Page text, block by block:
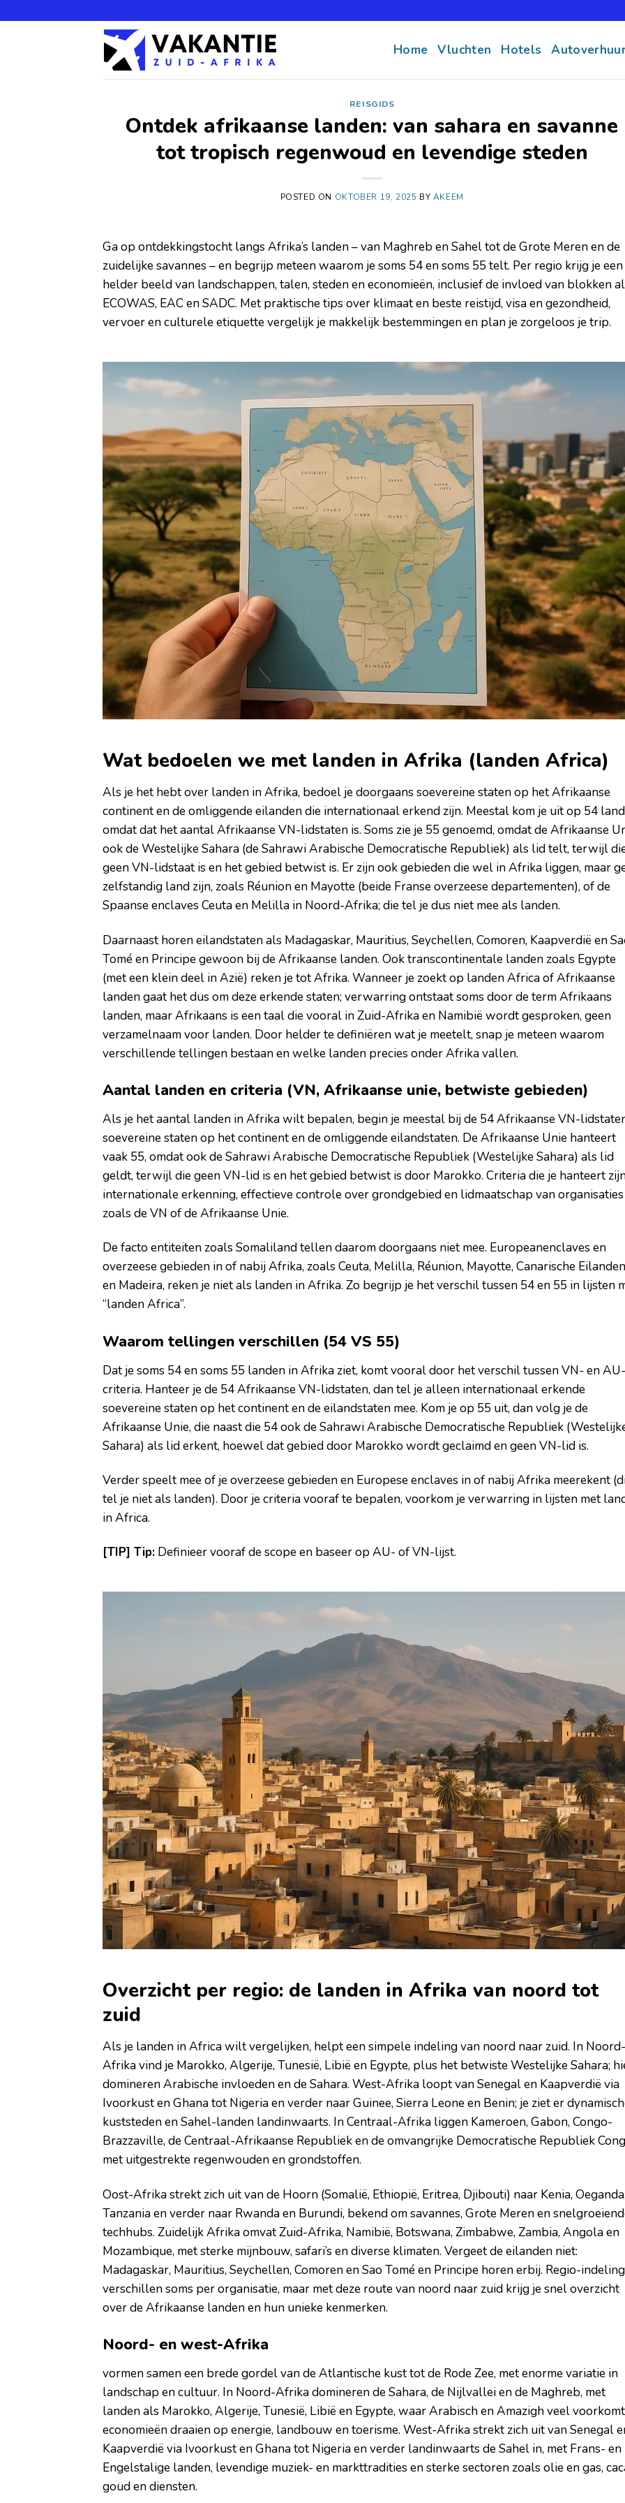
Home Vluchten Hotels
REISGIDS
Ontdek afrikaanse landen: van sahara en savanne
tot tropisch regenwoud en levendige steden
POSTED ON OKTOBER 19, 2025 BY AKEEM
Ga op ontdekkingstocht langs Afrika’s landen – van Maghreb en Sahel tot de Grote Meren en de
zuidelijke savannes – en begrijp meteen waarom je soms 54 en soms 55 telt. Per regio krijg je een
helder beeld van landschappen, talen, steden en economieën, inclusief de invloed van blokken
ECOWAS, EAC en SADC. Met praktische tips over klimaat en beste reistijd, visa en gezondheid,
vervoer en culturele etiquette vergelijk je makkelijk bestemmingen en plan je zorgeloos je trip.
Wat bedoelen we met landen in Afrika (landen Africa)
Als je het hebt over landen in Afrika, bedoel je doorgaans soevereine staten op het Afrikaanse
continent en de omliggende eilanden die internationaal erkend zijn. Meestal kom je uit op 54
omdat dat het aantal Afrikaanse VN-lidstaten is. Soms zie je 55 genoemd, omdat de Afrikaanse
ook de Westelijke Sahara (de Sahrawi Arabische Democratische Republiek) als lid telt, terwijl
geen VN-lidstaat is en het gebied betwist is. Er zijn ook gebieden die wel in Afrika liggen, maar
zelfstandig land zijn, zoals Réunion en Mayotte (beide Franse overzeese departementen), of de
Spaanse enclaves Ceuta en Melilla in Noord-Afrika; die tel je dus niet mee als landen.
Daarnaast horen eilandstaten als Madagaskar, Mauritius, Seychellen, Comoren, Kaapverdië en
Tomé en Principe gewoon bij de Afrikaanse landen. Ook transcontinentale landen zoals Egypte
(met een klein deel in Azië) reken je tot Afrika. Wanneer je zoekt op landen Africa of Afrikaanse
landen gaat het dus om deze erkende staten; verwarring ontstaat soms door de term Afrikaans
landen, maar Afrikaans is een taal die vooral in Zuid-Afrika en Namibië wordt gesproken, geen
verzamelnaam voor landen. Door helder te definiëren wat je meetelt, snap je meteen waarom
verschillende tellingen bestaan en welke landen precies onder Afrika vallen.
Aantal landen en criteria (VN, Afrikaanse unie, betwiste gebieden)
Als je het aantal landen in Afrika wilt bepalen, begin je meestal bij de 54 Afrikaanse VN-
soevereine staten op het continent en de omliggende eilandstaten. De Afrikaanse Unie hanteert
vaak 55, omdat ook de Sahrawi Arabische Democratische Republiek (Westelijke Sahara) als lid
geldt, terwijl die geen VN-lid is en het gebied betwist is door Marokko. Criteria die je hanteert
internationale erkenning, effectieve controle over grondgebied en lidmaatschap van organisaties
zoals de VN of de Afrikaanse Unie.
De facto entiteiten zoals Somaliland tellen daarom doorgaans niet mee. Europeanenclaves en
overzeese gebieden in of nabij Afrika, zoals Ceuta, Melilla, Réunion, Mayotte, Canarische Eilanden
en Madeira, reken je niet als landen in Afrika. Zo begrijp je het verschil tussen 54 en 55 in lijsten
“landen Africa”.
Waarom tellingen verschillen (54 VS 55)
Dat je soms 54 en soms 55 landen in Afrika ziet, komt vooral door het verschil tussen VN- en AU-
criteria. Hanteer je de 54 Afrikaanse VN-lidstaten, dan tel je alleen internationaal erkende
soevereine staten op het continent en de eilandstaten mee. Kom je op 55 uit, dan volg je de
Afrikaanse Unie, die naast die 54 ook de Sahrawi Arabische Democratische Republiek
Sahara) als lid erkent, hoewel dat gebied door Marokko wordt geclaimd en geen VN-lid is.
Verder speelt mee of je overzeese gebieden en Europese enclaves in of nabij Afrika meerekent
tel je niet als landen). Door je criteria vooraf te bepalen, voorkom je verwarring in lijsten met
in Africa.
[TIP] Tip: Definieer vooraf de scope en baseer op AU- of VN-lijst.
Overzicht per regio: de landen in Afrika van noord tot
zuid
Als je landen in Africa wilt vergelijken, helpt een simpele indeling van noord naar zuid. In Noord-
Afrika vind je Marokko, Algerije, Tunesië, Libië en Egypte, plus het betwiste Westelijke Sahara;
domineren Arabische invloeden en de Sahara. West-Afrika loopt van Senegal en Kaapverdië via
Ivoorkust en Ghana tot Nigeria en verder naar Guinee, Sierra Leone en Benin; je ziet er
kuststeden en Sahel-landen landinwaarts. In Centraal-Afrika liggen Kameroen, Gabon, Congo-
Brazzaville, de Centraal-Afrikaanse Republiek en de omvangrijke Democratische Republiek
met uitgestrekte regenwouden en grondstoffen.
Oost-Afrika strekt zich uit van de Hoorn (Somalië, Ethiopië, Eritrea, Djibouti) naar Kenia,
Tanzania en verder naar Rwanda en Burundi, bekend om savannes, Grote Meren en
techhubs. Zuidelijk Afrika omvat Zuid-Afrika, Namibië, Botswana, Zimbabwe, Zambia, Angola en
Mozambique, met sterke mijnbouw, safari’s en diverse klimaten. Vergeet de eilanden niet:
Madagaskar, Mauritius, Seychellen, Comoren en Sao Tomé en Principe horen erbij. Regio-
verschillen soms per organisatie, maar met deze route van noord naar zuid krijg je snel overzicht
over de Afrikaanse landen en hun unieke kenmerken.
Noord- en west-Afrika
vormen samen een brede gordel van de Atlantische kust tot de Rode Zee, met enorme variatie in
landschap en cultuur. In Noord-Afrika domineren de Sahara, de Nijlvallei en de Maghreb, met
landen als Marokko, Algerije, Tunesië, Libië en Egypte, waar Arabisch en Amazigh veel
economieën draaien op energie, landbouw en toerisme. West-Afrika strekt zich uit van Senegal
Kaapverdië via Ivoorkust en Ghana tot Nigeria en verder landinwaarts de Sahel in, met Frans- en
Engelstalige landen, levendige muziek- en markttradities en sterke sectoren zoals olie en gas,
goud en diensten.